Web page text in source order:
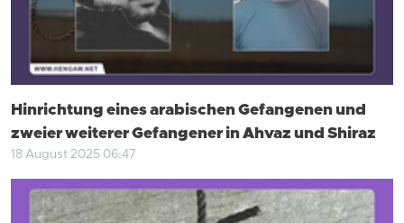
Hinrichtung eines arabischen Gefangenen und
zweier weiterer Gefangener in Ahvaz und Shiraz
18 August 2025 06:47